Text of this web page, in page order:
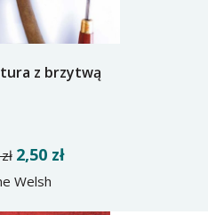
z brzytwą
2,50 zł
Welsh